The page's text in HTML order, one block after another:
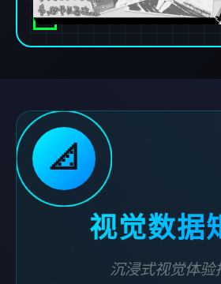
📐
视觉数据
沉浸式视觉体验